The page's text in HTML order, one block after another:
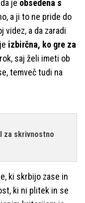
je obsedena s
a ji to ne pride do
videz, a da zaradi
izbirčna, ko gre za
saj želi imeti ob
temveč tudi na
za skrivnostno
ki skrbijo zase in
ki ni plitek in se